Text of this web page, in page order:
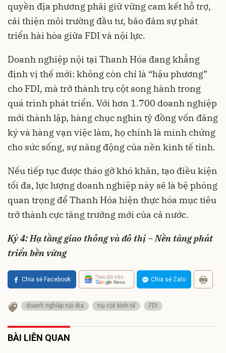
quyền địa phương phải giữ vững cam kết hỗ trợ,
cải thiện môi trường đầu tư, bảo đảm sự phát
triển hài hòa giữa FDI và nội lực.
Doanh nghiệp nội tại Thanh Hóa đang khẳng
định vị thế mới: không còn chỉ là “hậu phương”
cho FDI, mà trở thành trụ cột song hành trong
quá trình phát triển. Với hơn 1.700 doanh nghiệp
mới thành lập, hàng chục nghìn tỷ đồng vốn đăng
ký và hàng vạn việc làm, họ chính là minh chứng
cho sức sống, sự năng động của nền kinh tế tỉnh.
Nếu tiếp tục được tháo gỡ khó khăn, tạo điều kiện
tối đa, lực lượng doanh nghiệp này sẽ là bệ phóng
quan trọng để Thanh Hóa hiện thực hóa mục tiêu
trở thành cực tăng trưởng mới của cả nước.
Kỳ 4:Hạ tầng giao thông và đô thị – Nền tảng phát
triển bền vững
Chia sẻ Facebook Theo dõi trên Chia sẻ Zalo
doanh nghiệp nội địa trụ cột kinh tế FDI
BÀI LIÊN QUAN